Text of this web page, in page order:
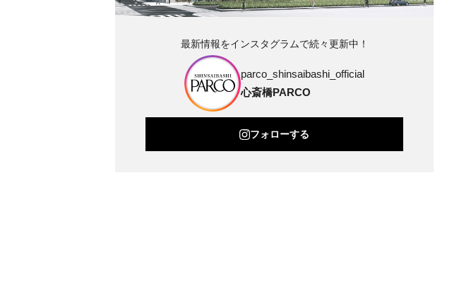
最新情報をインスタグラムで続々更新中！
parco_shinsaibashi_official
心斎橋PARCO
フォローする